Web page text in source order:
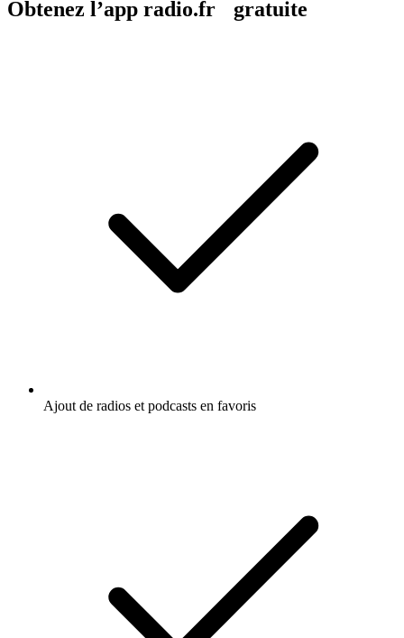
Obtenez l’app radio.fr gratuite
Ajout de radios et podcasts en favoris